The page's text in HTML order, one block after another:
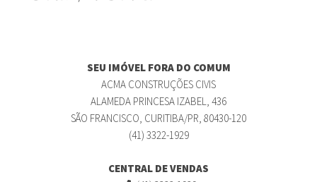
SEU IMÓVEL FORA DO COMUM
ACMA CONSTRUÇÕES CIVIS
ALAMEDA PRINCESA IZABEL, 436
SÃO FRANCISCO, CURITIBA/PR, 80430-120
(41) 3322-1929
CENTRAL DE VENDAS